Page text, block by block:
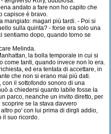
andato a fare non ho capito che
capisce è bravo.
mangiato: magari più tardi. - Poi si
sulla quinta? - forse era solo una
sentiamo dopo, quando torno se
Melinda.
la bolla temporale in cui si
come tanti, quando invece non lo era.
ed era tentata di accettare, in
che non si erano mai più dati.
con il sottofondo sonoro di una
a chiedersi quanto labile fosse la
parco, neanche un invito diretto, per
se la stava davvero
po' con lui prima di dirgli addio,
il suo ricordo.